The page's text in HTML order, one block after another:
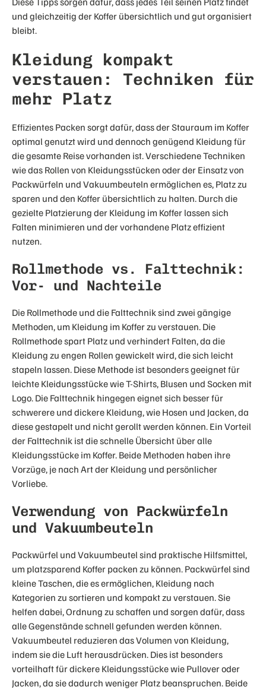
Diese Tipps sorgen dafür, dass jedes Teil seinen Platz findet
und gleichzeitig der Koffer übersichtlich und gut organisiert
bleibt.
Kleidung kompakt
verstauen: Techniken für
mehr Platz
Effizientes Packen sorgt dafür, dass der Stauraum im Koffer
optimal genutzt wird und dennoch genügend Kleidung für
die gesamte Reise vorhanden ist. Verschiedene Techniken
wie das Rollen von Kleidungsstücken oder der Einsatz von
Packwürfeln und Vakuumbeuteln ermöglichen es, Platz zu
sparen und den Koffer übersichtlich zu halten. Durch die
gezielte Platzierung der Kleidung im Koffer lassen sich
Falten minimieren und der vorhandene Platz effizient
nutzen.
Rollmethode vs. Falttechnik:
Vor- und Nachteile
Die Rollmethode und die Falttechnik sind zwei gängige
Methoden, um Kleidung im Koffer zu verstauen. Die
Rollmethode spart Platz und verhindert Falten, da die
Kleidung zu engen Rollen gewickelt wird, die sich leicht
stapeln lassen. Diese Methode ist besonders geeignet für
leichte Kleidungsstücke wie T-Shirts, Blusen und Socken mit
Logo. Die Falttechnik hingegen eignet sich besser für
schwerere und dickere Kleidung, wie Hosen und Jacken, da
diese gestapelt und nicht gerollt werden können. Ein Vorteil
der Falttechnik ist die schnelle Übersicht über alle
Kleidungsstücke im Koffer. Beide Methoden haben ihre
Vorzüge, je nach Art der Kleidung und persönlicher
Vorliebe.
Verwendung von Packwürfeln
und Vakuumbeuteln
Packwürfel und Vakuumbeutel sind praktische Hilfsmittel,
um platzsparend Koffer packen zu können. Packwürfel sind
kleine Taschen, die es ermöglichen, Kleidung nach
Kategorien zu sortieren und kompakt zu verstauen. Sie
helfen dabei, Ordnung zu schaffen und sorgen dafür, dass
alle Gegenstände schnell gefunden werden können.
Vakuumbeutel reduzieren das Volumen von Kleidung,
indem sie die Luft herausdrücken. Dies ist besonders
vorteilhaft für dickere Kleidungsstücke wie Pullover oder
Jacken, da sie dadurch weniger Platz beanspruchen. Beide